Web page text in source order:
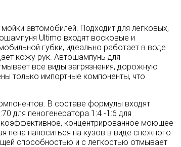
автомобилей. Подходит для легковых,
Ultimo входят восковые и
губки, идеально работает в воде
кожу рук. Автошампунь для
все виды загрязнения, дорожную
только импортные компоненты, что
В составе формулы входят
для пеногенератора.1:4 -1:6 для
концентрированное моющее
пена наноситься на кузов в виде снежного
способностью и с легкостью отмывает